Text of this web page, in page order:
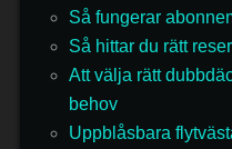
Så fungerar
Så hittar du rätt
Att välja rätt
behov
Uppblåsbara